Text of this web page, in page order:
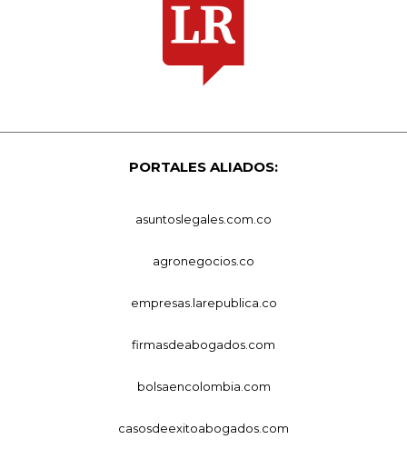
PORTALES ALIADOS:
asuntoslegales.com.co
agronegocios.co
empresas.larepublica.co
firmasdeabogados.com
bolsaencolombia.com
casosdeexitoabogados.com